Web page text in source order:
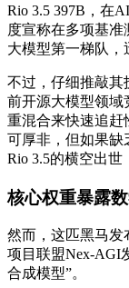
Rio 3.5 397B，在
度宣称在多项基
大模型第一梯队，
不过，仔细推敲其
前开源大模型领域
重混合来快速追赶
可厚非，但如果缺
Rio 3.5的横空出世
核心权重暴露
然而，这匹黑马发
项目联盟Nex-AGI
合成模型”。